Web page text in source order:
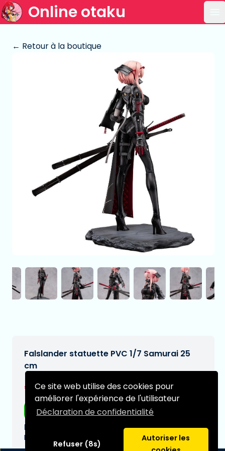
Ce site web utilise des cookies pour
améliorer l'expérience de l'utilisateur
Déclaration de confidentialité
Refuser (8s)
Autoriser les
Online otaku
← Retour à la boutique
Falslander statuette PVC 1/7 Samurai 25
cm
€286,95[Sous réserve de modifications]
Livraison gratuite
Date de livraison prévue:
N/A